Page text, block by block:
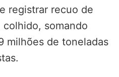
registrar recuo de
somando
milhões de toneladas